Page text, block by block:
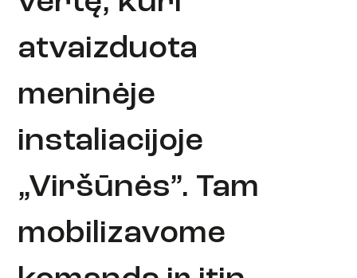
atvaizduota
meninėje
instaliacijoje
„Viršūnės”. Tam
mobilizavome